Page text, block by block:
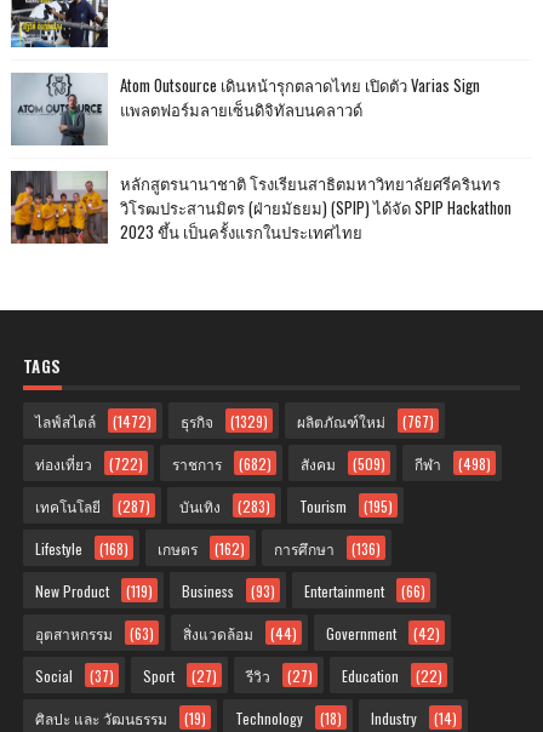
Atom Outsource เดินหน้ารุกตลาดไทย เปิดตัว Varias Sign
แพลตฟอร์มลายเซ็นดิจิทัลบนคลาวด์
หลักสูตรนานาชาติ โรงเรียนสาธิตมหาวิทยาลัยศรีครินทร
วิโรฒประสานมิตร (ฝ่ายมัธยม) (SPIP) ได้จัด SPIP Hackathon
2023 ขึ้น เป็นครั้งแรกในประเทศไทย
TAGS
ไลฟ์สไตล์ (1472) ธุรกิจ (1329) ผลิตภัณฑ์ใหม่ (767)
ท่องเที่ยว (722) ราชการ (682) สังคม (509) กีฬา (498)
เทคโนโลยี (287) บันเทิง (283) Tourism (195)
Lifestyle (168) เกษตร (162) การศึกษา (136)
New Product (119) Business (93) Entertainment (66)
อุตสาหกรรม (63) สิ่งแวดล้อม (44) Government (42)
Social (37) Sport (27) รีวิว (27) Education (22)
ศิลปะ และ วัฒนธรรม (19) Technology (18) Industry (14)